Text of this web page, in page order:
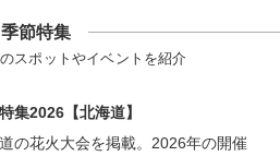
季節特集
スポットやイベントを紹介
集2026【北海道】
の花火大会を掲載。2026年の開催